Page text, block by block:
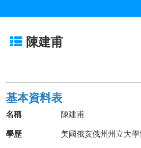
陳建甫
基本資料表
名稱 陳建甫
學歷 美國俄亥俄州州立大學